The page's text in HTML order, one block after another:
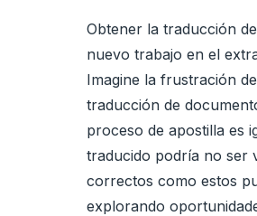
Obtener la traducción
nuevo trabajo en el
Imagine la frustración
traducción de
proceso de apostilla es
traducido podría no ser
correctos como estos
explorando